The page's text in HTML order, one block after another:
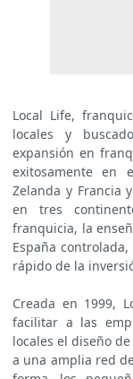
Local Life,
locales y
expansión en
exitosamente en
Zelanda y Francia
en tres
franquicia, la
España
rápido de la
Creada en 1999,
facilitar a las
locales el diseño
a una amplia red